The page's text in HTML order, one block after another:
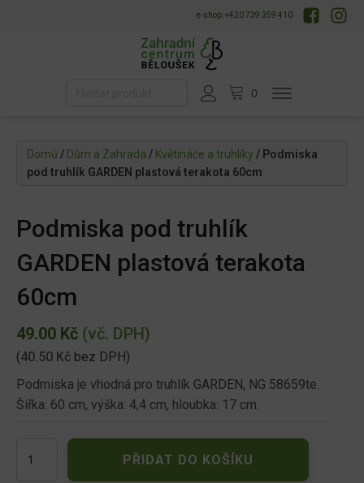
e-shop: +420 739 359 410
Domů / Dům a Zahrada / Květináče a truhlíky / Podmiska
pod truhlík GARDEN plastová terakota 60cm
Podmiska pod truhlík
GARDEN plastová terakota
60cm
49.00 Kč (vč. DPH)
(40.50 Kč bez DPH)
Podmiska je vhodná pro truhlík GARDEN, NG 58659te.
Šířka: 60 cm, výška: 4,4 cm, hloubka: 17 cm.
pod
PŘIDAT DO KOŠÍKU